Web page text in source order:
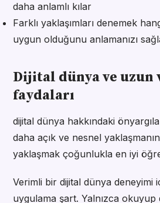
daha anlamlı kılar
Farklı yaklaşımları denemek
uygun olduğunu anlamanızı
Dijital dünya ve uzun
faydaları
dijital dünya hakkındaki
daha açık ve nesnel
yaklaşmak çoğunlukla en iyi
Verimli bir dijital dünya deneyimi
uygulama şart. Yalnızca okuyup